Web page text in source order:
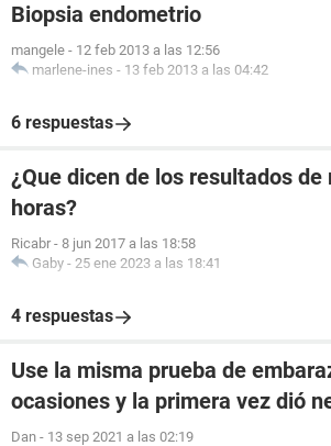
Biopsia endometrio
mangele - 12 feb 2013 a las 12:56
marlene-ines - 13 feb 2013 a las 04:42
6 respuestas
¿Que dicen de los resultados
horas?
Ricabr - 8 jun 2017 a las 18:58
Gaby - 25 ene 2023 a las 18:41
4 respuestas
Use la misma prueba de
ocasiones y la primera vez dió
Dan - 13 sep 2021 a las 02:19